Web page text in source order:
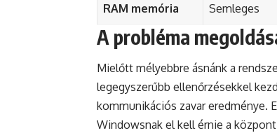
RAM memória Semleges
A probléma
Mielőtt mélyebbre ásnánk a
legegyszerűbb ellenőrzésekkel
kommunikációs zavar eredménye.
Windowsnak el kell érnie a